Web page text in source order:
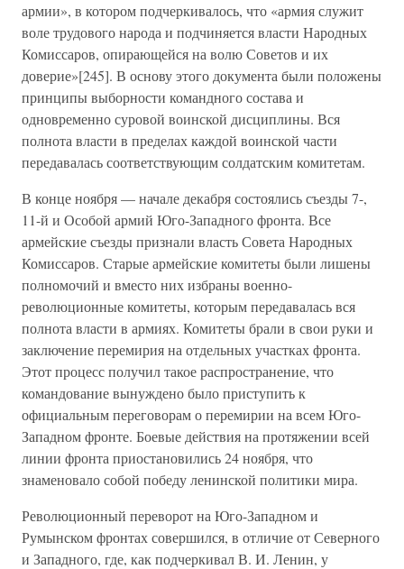
армии», в котором подчеркивалось, что «армия служит
воле трудового народа и подчиняется власти Народных
Комиссаров, опирающейся на волю Советов и их
доверие»[245]. В основу этого документа были положены
принципы выборности командного состава и
одновременно суровой воинской дисциплины. Вся
полнота власти в пределах каждой воинской части
передавалась соответствующим солдатским комитетам.
В конце ноября — начале декабря состоялись съезды 7-,
11-й и Особой армий Юго-Западного фронта. Все
армейские съезды признали власть Совета Народных
Комиссаров. Старые армейские комитеты были лишены
полномочий и вместо них избраны военно-
революционные комитеты, которым передавалась вся
полнота власти в армиях. Комитеты брали в свои руки и
заключение перемирия на отдельных участках фронта.
Этот процесс получил такое распространение, что
командование вынуждено было приступить к
официальным переговорам о перемирии на всем Юго-
Западном фронте. Боевые действия на протяжении всей
линии фронта приостановились 24 ноября, что
знаменовало собой победу ленинской политики мира.
Революционный переворот на Юго-Западном и
Румынском фронтах совершился, в отличие от Северного
и Западного, где, как подчеркивал В. И. Ленин, у